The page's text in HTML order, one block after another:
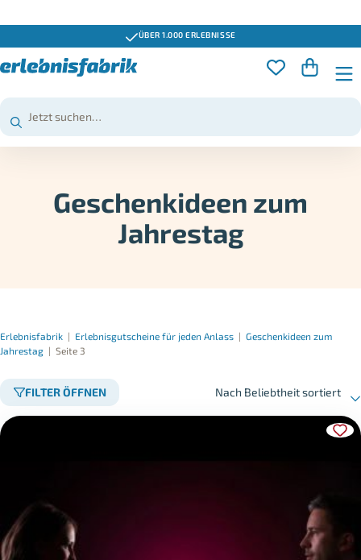
GUTSCHEINE 3 JAHRE GÜLTIG
Geschenkideen zum
Jahrestag
Erlebnisfabrik | Erlebnisgutscheine für jeden Anlass | Geschenkideen zum
Jahrestag | Seite 3
FILTER ÖFFNEN Nach Beliebtheit sortiert